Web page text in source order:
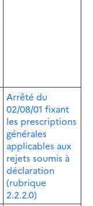
Arrêté du
02/08/01 fixant
les prescriptions
générales
applicables aux
rejets soumis à
déclaration
(rubrique
2.2.2.0)